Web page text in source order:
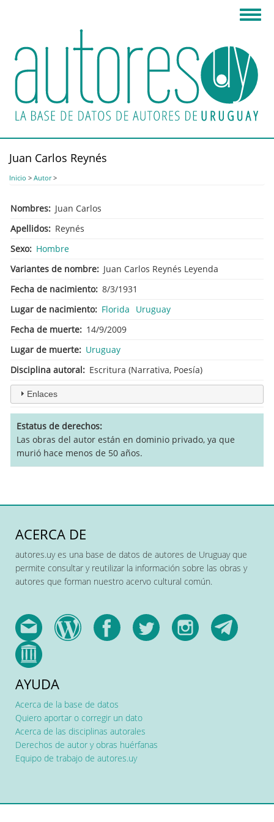
principal
Juan Carlos Reynés
Inicio > Autor>
Nombres
Juan Carlos
Apellidos
Reynés
Sexo
Hombre
Variantes de nombre
Juan Carlos Reynés Leyenda
Fecha de nacimiento 8/3/1931
Lugar de nacimiento
Florida
Uruguay
Fecha de muerte
14/9/2009
Lugar de muerte
Uruguay
Disciplina autoral
Escritura (Narrativa, Poesía)
Enlaces
Estatus de derechos
Las obras del autor están en dominio privado, ya que
murió hace menos de 50 años.
ACERCA DE
autores.uy es una base de datos de autores de Uruguay que
permite consultar y reutilizar la información sobre las obras y
autores que forman nuestro acervo cultural común.
AYUDA
Acerca de la base de datos
Quiero aportar o corregir un dato
Acerca de las disciplinas autorales
Derechos de autor y obras huérfanas
Equipo de trabajo de autores.uy